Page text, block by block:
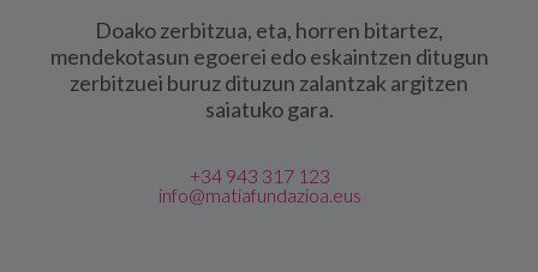
Doako zerbitzua, eta, horren bitartez,
mendekotasun egoerei edo eskaintzen ditugun
zerbitzuei buruz dituzun zalantzak argitzen
saiatuko gara.
+34 943 317 123
info@matiafundazioa.eus